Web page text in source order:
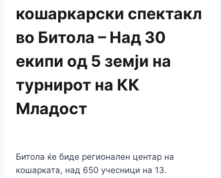
кошаркарски спектакл
во Битола – Над 30
екипи од 5 земји на
турнирот на КК
Младост
Битола ќе биде регионален центар на
кошарката, над 650 учесници на 13.